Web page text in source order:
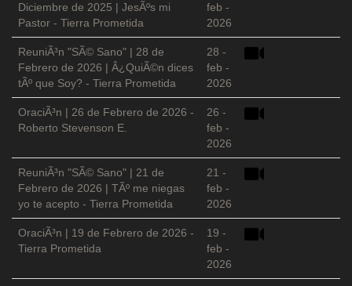
Diciembre de 2025 | JesÃºs mi
Pastor - Tierra Prometida
feb -
2026
ReuniÃ³n "SÃ© Sano" | 28 de
Febrero de 2026 | Â¿QuiÃ©n dices
tÃº que Soy? - Tierra Prometida
28 -
feb -
2026
OraciÃ³n | 26 de Febrero de 2026 -
Roberto Stevenson E.
26 -
feb -
2026
ReuniÃ³n "SÃ© Sano" | 21 de
Febrero de 2026 | TÃº me niegas
yo te acepto - Tierra Prometida
21 -
feb -
2026
OraciÃ³n | 19 de Febrero de 2026 -
Tierra Prometida
19 -
feb -
2026